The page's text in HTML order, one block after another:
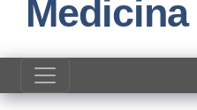
Medicina